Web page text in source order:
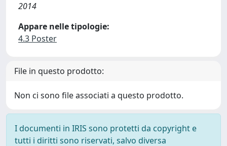
2014
Appare nelle tipologie:
4.3 Poster
File in questo prodotto:
Non ci sono file associati a questo prodotto.
I documenti in IRIS sono protetti da copyright e
tutti i diritti sono riservati, salvo diversa